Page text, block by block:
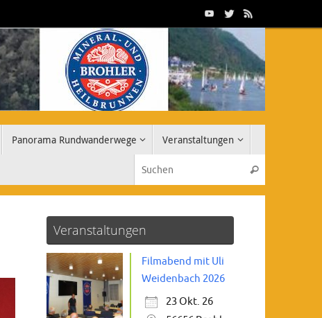
Panorama Rundwanderwege Veranstaltungen
Suchen
Veranstaltungen
Filmabend mit Uli
Weidenbach 2026
23 Okt. 26